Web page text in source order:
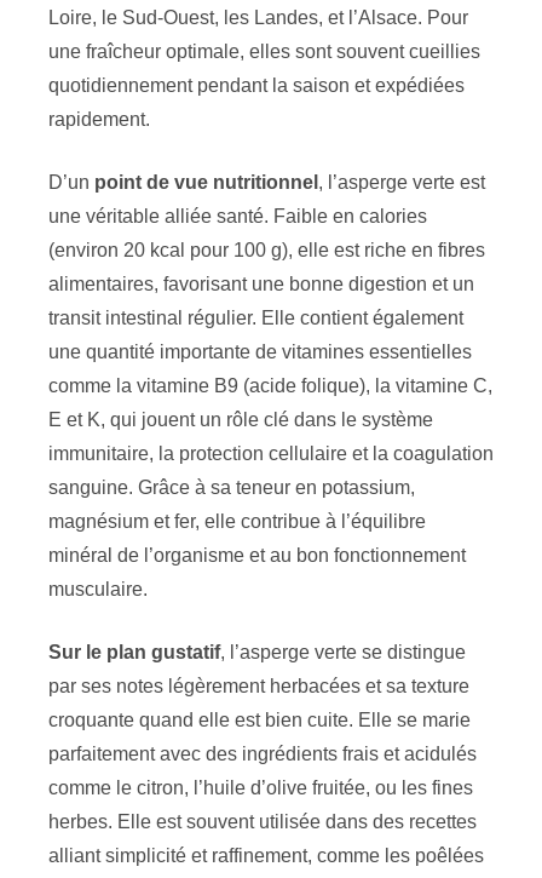
Loire, le Sud-Ouest, les Landes, et l’Alsace. Pour
une fraîcheur optimale, elles sont souvent cueillies
quotidiennement pendant la saison et expédiées
rapidement.
D’un point de vue nutritionnel , l’asperge verte est
une véritable alliée santé. Faible en calories
(environ 20 kcal pour 100 g), elle est riche en fibres
alimentaires, favorisant une bonne digestion et un
transit intestinal régulier. Elle contient également
une quantité importante de vitamines essentielles
comme la vitamine B9 (acide folique), la vitamine C,
E et K, qui jouent un rôle clé dans le système
immunitaire, la protection cellulaire et la coagulation
sanguine. Grâce à sa teneur en potassium,
magnésium et fer, elle contribue à l’équilibre
minéral de l’organisme et au bon fonctionnement
musculaire.
Sur le plan gustatif, l’asperge verte se distingue
par ses notes légèrement herbacées et sa texture
croquante quand elle est bien cuite. Elle se marie
parfaitement avec des ingrédients frais et acidulés
comme le citron, l’huile d’olive fruitée, ou les fines
herbes. Elle est souvent utilisée dans des recettes
alliant simplicité et raffinement, comme les poêlées